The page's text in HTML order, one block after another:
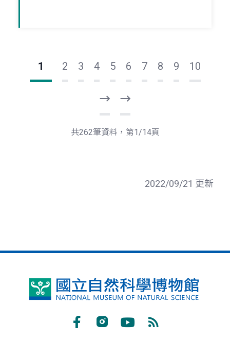
1 2 3 4 5 6 7 8 9 10
一
頁
後
一
共262筆資料，第1/14頁
2022/09/21 更新
國